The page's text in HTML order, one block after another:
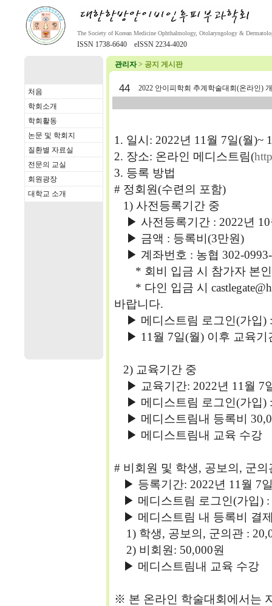
The Society of Korean Medicine Ophthalmology, Otolaryngology &
ISSN 1738-6640 eISSN 2234-4020
처음
학회소개
학회활동
논문 및 학회지
질환별 자료실
전문의 교실
회원광장
대학교 소개
관리자> 공지 게시판
44 2022 안이피학회 추계학술대회(온라인)
1. 일시: 2022년 11월 7일(월)~
2. 장소: 온라인 메디스트림(
3. 등록 방법
# 정회원(수련의 포함)
1) 사전등록기간 중
▶ 사전등록기간 : 2022년 10
▶ 금액 : 등록비(3만원)
▶ 계좌번호 : 농협 302-
* 회비 입금 시 참가자 본인
* 다인 입금 시
바랍니다.
▶ 메디스트림 로그인(가입)
▶ 11월 7일(월) 이후 교육기
2) 교육기간 중
▶ 교육기간: 2022년 11월 7
▶ 메디스트림 로그인(가입)
▶ 메디스트림내 등록비
▶ 메디스트림내 교육 수강
# 비회원 및 학생, 공보의, 군의
▶ 등록기간: 2022년 11월 7
▶ 메디스트림 로그인(가입) :
▶ 메디스트림 내 등록비 결
1) 학생, 공보의, 군의관 :
2) 비회원: 50,000원
▶ 메디스트림내 교육 수강
※ 본 온라인 학술대회에서는